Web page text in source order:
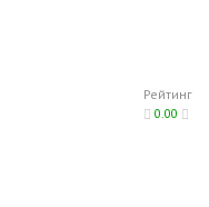
Рейтинг
0.00